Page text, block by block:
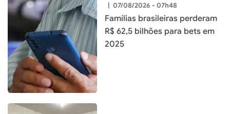
| 07/08/2026 - 07h48
Famílias brasileiras perderam
R$ 62,5 bilhões para bets em
2025